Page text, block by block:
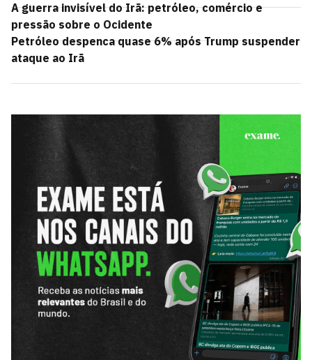
A guerra invisível do Irã: petróleo, comércio e
pressão sobre o Ocidente
Petróleo despenca quase 6% após Trump suspender
ataque ao Irã